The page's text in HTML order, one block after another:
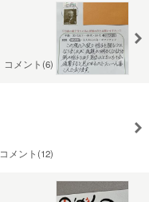
コメント(6)
コメント(12)